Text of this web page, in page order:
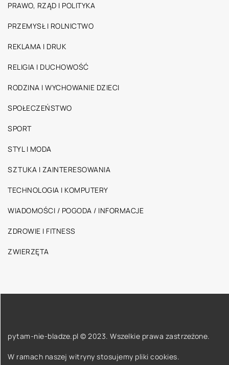
PRAWO, RZĄD I POLITYKA
PRZEMYSŁ I ROLNICTWO
REKLAMA I DRUK
RELIGIA I DUCHOWOŚĆ
RODZINA I WYCHOWANIE DZIECI
SPOŁECZEŃSTWO
SPORT
STYL I MODA
SZTUKA I ZAINTERESOWANIA
TECHNOLOGIA I KOMPUTERY
WIADOMOŚCI / POGODA / INFORMACJE
ZDROWIE I FITNESS
ZWIERZĘTA
pytam-nie-bladze.pl © 2023. Wszelkie prawa zastrzeżone.
W ramach naszej witryny stosujemy pliki cookies.